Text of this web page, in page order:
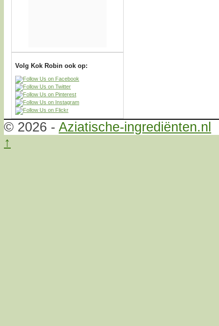
Volg Kok Robin ook op:
© 2026 - Aziatische-ingrediënten.nl
↑